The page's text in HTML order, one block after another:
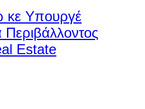
κε Υπουργέ
Estate